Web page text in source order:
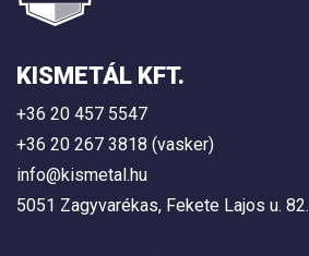
KISMETÁL KFT.
+36 20 457 5547
+36 20 267 3818 (vasker)
info@kismetal.hu
5051 Zagyvarékas, Fekete Lajos u. 82.